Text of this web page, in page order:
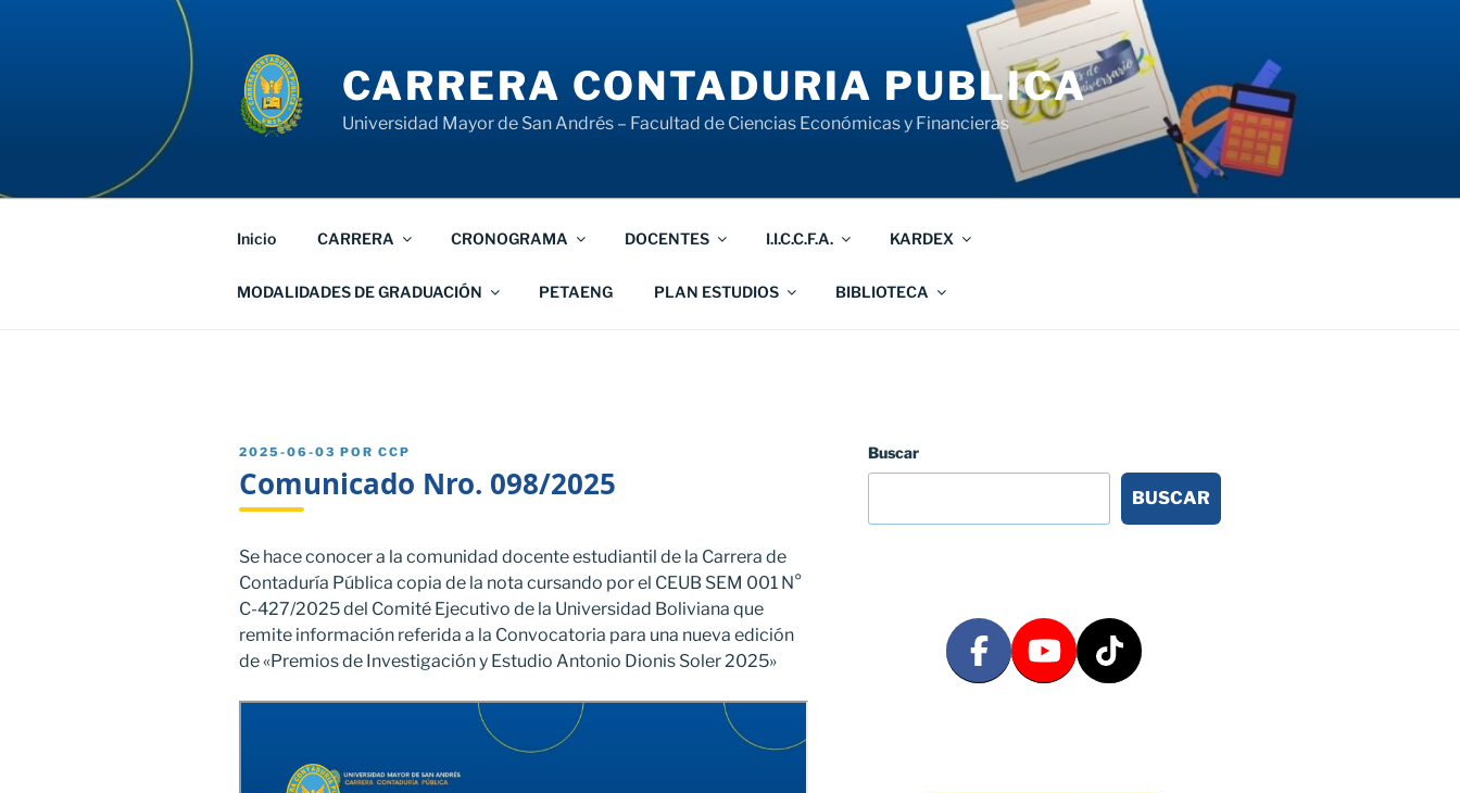
CARRERA CONTADURIA PUBLICA
Universidad Mayor de San Andrés – Facultad de Ciencias Económicas y Financieras
Inicio CARRERA CRONOGRAMA DOCENTES I.I.C.C.F.A. KARDEX
MODALIDADES DE GRADUACIÓN PETAENG PLAN ESTUDIOS BIBLIOTECA
PUBLICADO
2025-06-03 POR CCP
Comunicado Nro. 098/2025
Se hace conocer a la comunidad docente estudiantil de la Carrera de
Contaduría Pública copia de la nota cursando por el CEUB SEM 001 N°
C-427/2025 del Comité Ejecutivo de la Universidad Boliviana que
remite información referida a la Convocatoria para una nueva edición
de «Premios de Investigación y Estudio Antonio Dionis Soler 2025»
Buscar
BUSCAR